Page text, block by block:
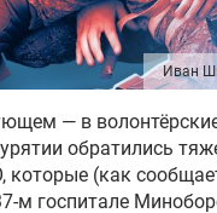
Иван
— в
обратились
которые (как
м госпитале